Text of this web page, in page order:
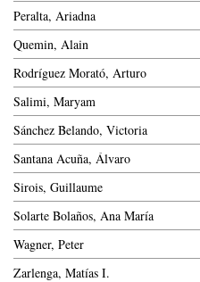
Peralta, Ariadna
Quemin, Alain
Rodríguez Morató, Arturo
Salimi, Maryam
Sánchez Belando, Victoria
Santana Acuña, Álvaro
Sirois, Guillaume
Solarte Bolaños, Ana María
Wagner, Peter
Zarlenga, Matías I.